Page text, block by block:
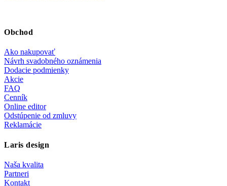
Obchod
Ako nakupovať
Návrh svadobného oznámenia
Dodacie podmienky
Akcie
FAQ
Cenník
Online editor
Odstúpenie od zmluvy
Reklamácie
Laris design
Naša kvalita
Partneri
Kontakt